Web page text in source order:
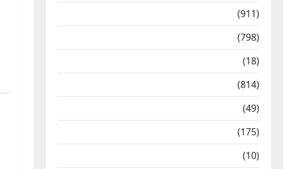
(911)
(798)
(18)
(814)
(49)
(175)
(10)